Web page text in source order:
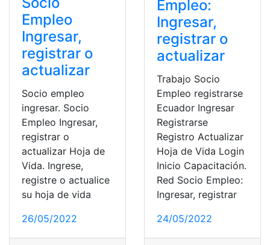
Empleo
Ingresar,
registrar o
actualizar
Socio empleo
ingresar. Socio
Empleo Ingresar,
registrar o
actualizar Hoja de
Vida. Ingrese,
registre o actualice
su hoja de vida
26/05/2022
Empleo:
Ingresar,
registrar o
actualizar
Trabajo Socio
Empleo registrarse
Ecuador Ingresar
Registrarse
Registro Actualizar
Hoja de Vida Login
Inicio Capacitación.
Red Socio Empleo:
Ingresar, registrar
24/05/2022